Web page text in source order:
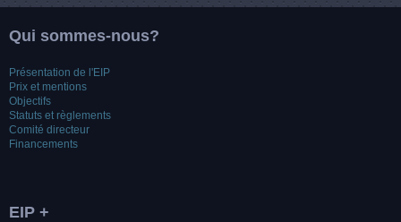
Qui sommes-nous?
Présentation de l'EIP
Prix et mentions
Objectifs
Statuts et règlements
Comité directeur
Financements
EIP +